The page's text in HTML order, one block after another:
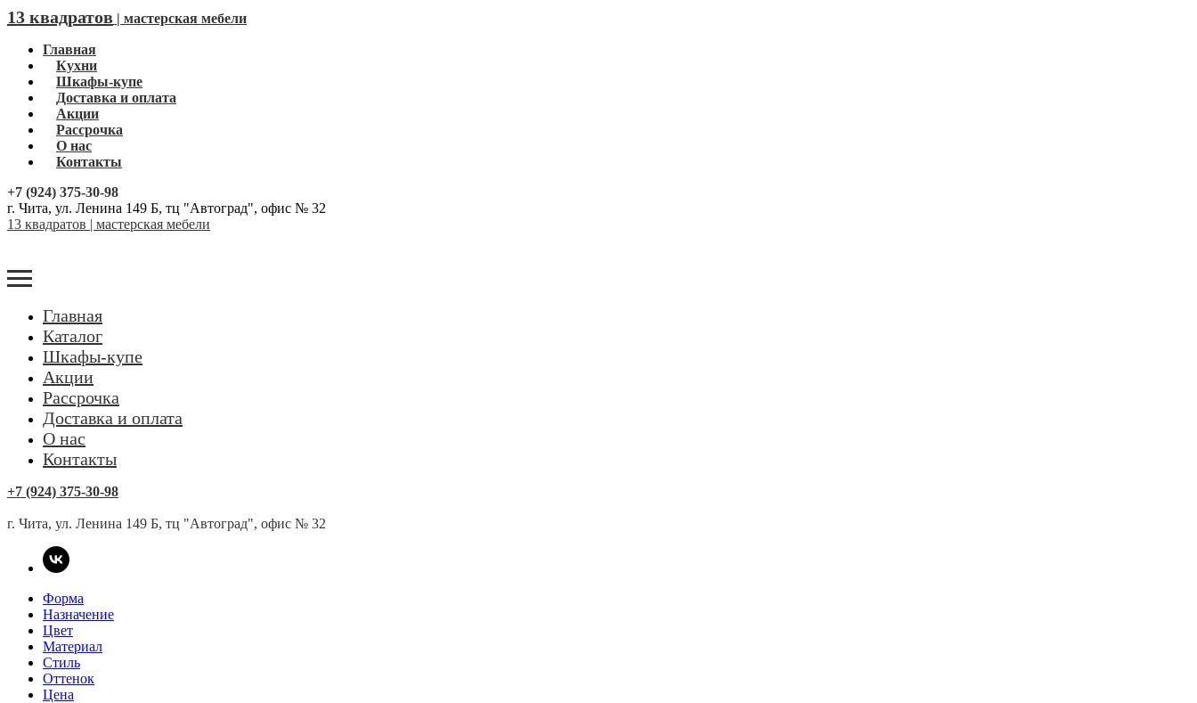
13 квадратов | мастерская мебели
Главная
Кухни
Шкафы-купе
Доставка и оплата
Акции
Рассрочка
О нас
Контакты
+7 (924) 375-30-98
г. Чита, ул. Ленина 149 Б, тц "Автоград", офис № 32
13 квадратов | мастерская мебели
Главная
Каталог
Шкафы-купе
Акции
Рассрочка
Доставка и оплата
О нас
Контакты
+7 (924) 375-30-98
г. Чита, ул. Ленина 149 Б, тц "Автоград", офис № 32
Форма
Назначение
Цвет
Материал
Стиль
Оттенок
Цена